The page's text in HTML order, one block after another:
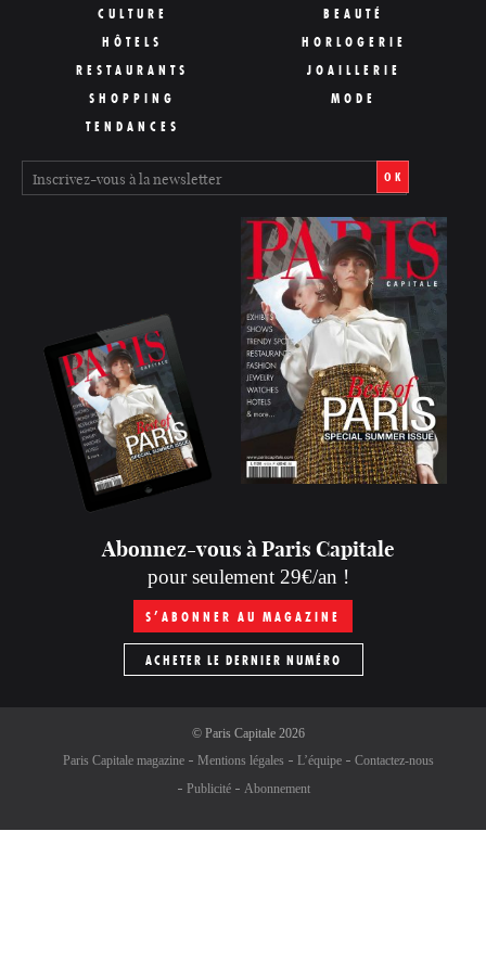
CULTURE
HÔTELS
RESTAURANTS
SHOPPING
TENDANCES
BEAUTÉ
HORLOGERIE
JOAILLERIE
MODE
OK
Abonnez-vous à Paris Capitale
pour seulement 29€/an !
S’ABONNER AU MAGAZINE
ACHETER LE DERNIER NUMÉRO
© Paris Capitale2026
Paris Capitale magazine
Mentions légales L’équipe
Contactez-nous
Publicité
Abonnement